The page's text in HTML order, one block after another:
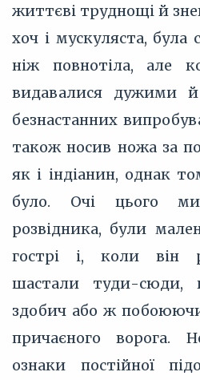
життєві труднощі й
хоч і мускуляста, була
ніж повнотіла, але
видавалися дужими
безнастанних
також носив ножа за
як і індіанин, однак
було. Очі цього
розвідника, були
гострі і, коли він
шастали туди-сюди,
здобич або ж
причаєного ворога.
ознаки постійної